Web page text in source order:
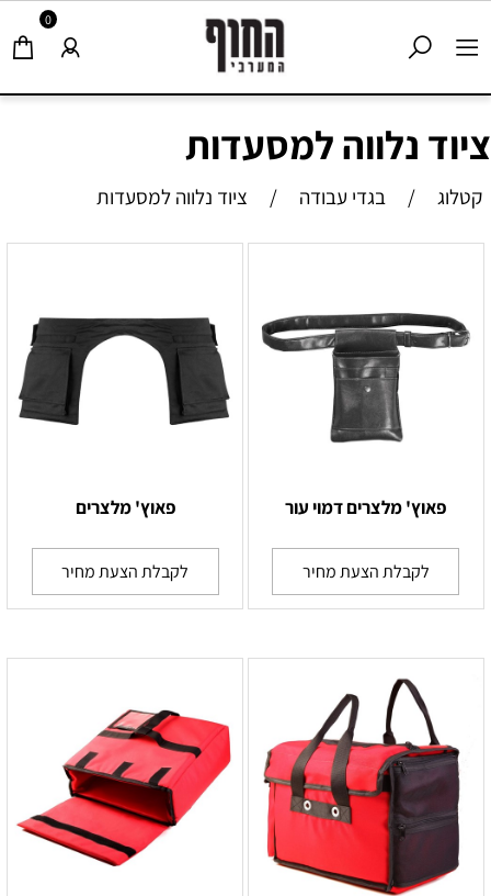
0
ציוד נלווה למסעדות
קטלוג / בגדי עבודה / ציוד נלווה למסעדות
פאוץ' מלצרים דמוי עור
לקבלת הצעת מחיר
פאוץ' מלצרים
לקבלת הצעת מחיר